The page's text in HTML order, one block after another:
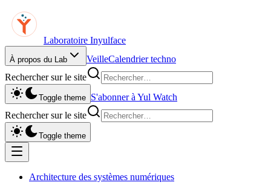
Laboratoire Inyulface
À propos du Lab VeilleCalendrier techno
Rechercher sur le site
Toggle theme S'abonner à Yul Watch
Rechercher sur le site
Toggle theme
Architecture des systèmes numériques